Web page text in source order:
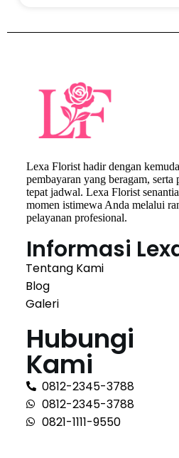
Lexa Florist hadir dengan
pembayaran yang beragam, serta
tepat jadwal. Lexa Florist
momen istimewa Anda melalui
pelayanan profesional.
Informasi
Tentang Kami
Blog
Galeri
Hubungi
Kami
0812-2345-3788
0812-2345-3788
0821-1111-9550